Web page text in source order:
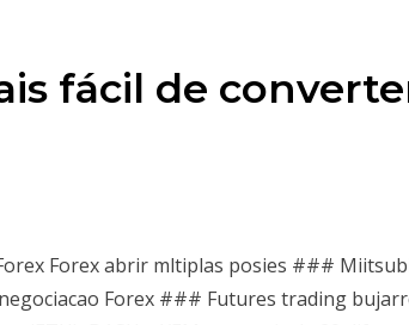
fácil de
Forex abrir mltiplas posies ###
Forex ### Futures trading